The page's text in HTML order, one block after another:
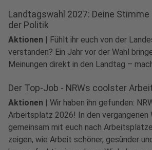
Landtagswahl 2027: Deine
der Politik
Aktionen | Fühlt ihr euch von der
verstanden? Ein Jahr vor der Wahl
Meinungen direkt in den Landtag –
Der Top-Job - NRWs coolster
Aktionen | Wir haben ihn gefunden:
Arbeitsplatz 2026! In den vergangenen
gemeinsam mit euch nach
zeigen, wie Arbeit schöner, gesünder